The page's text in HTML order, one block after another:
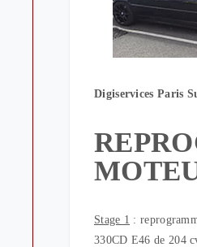
Digiservices Paris
Stage 1 :
330CD E46 de 204